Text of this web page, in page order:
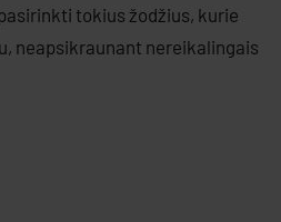
tokius žodžius, kurie
neapsikraunant nereikalingais